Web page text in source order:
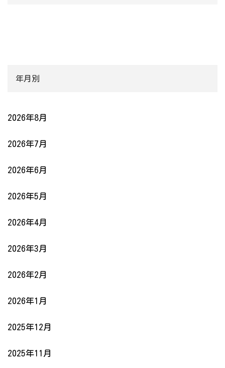
年月別
2026年8月
2026年7月
2026年6月
2026年5月
2026年4月
2026年3月
2026年2月
2026年1月
2025年12月
2025年11月